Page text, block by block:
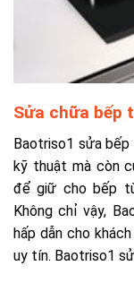
Sửa chữa bếp
Baotriso1 sửa
kỹ thuật mà còn
để giữ cho bếp
Không chỉ vậy,
hấp dẫn cho
uy tín. Baotriso1